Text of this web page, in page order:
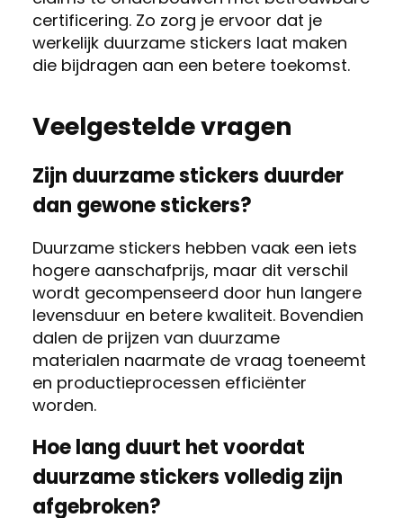
certificering. Zo zorg je ervoor dat je
werkelijk duurzame stickers laat maken
die bijdragen aan een betere toekomst.
Veelgestelde vragen
Zijn duurzame stickers duurder
dan gewone stickers?
Duurzame stickers hebben vaak een iets
hogere aanschafprijs, maar dit verschil
wordt gecompenseerd door hun langere
levensduur en betere kwaliteit. Bovendien
dalen de prijzen van duurzame
materialen naarmate de vraag toeneemt
en productieprocessen efficiënter
worden.
Hoe lang duurt het voordat
duurzame stickers volledig zijn
afgebroken?